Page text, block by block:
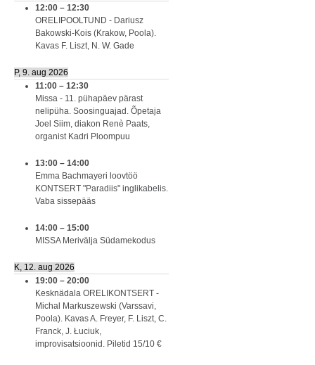
12:00 – 12:30
ORELIPOOLTUND - Dariusz
Bakowski-Kois (Krakow, Poola).
Kavas F. Liszt, N. W. Gade
P, 9. aug 2026
11:00 – 12:30
Missa - 11. pühapäev pärast
nelipüha. Soosinguajad. Õpetaja
Joel Siim, diakon Renè Paats,
organist Kadri Ploompuu
13:00 – 14:00
Emma Bachmayeri loovtöö
KONTSERT "Paradiis" inglikabelis.
Vaba sissepääs
14:00 – 15:00
MISSA Merivälja Südamekodus
K, 12. aug 2026
19:00 – 20:00
Kesknädala ORELIKONTSERT -
Michal Markuszewski (Varssavi,
Poola). Kavas A. Freyer, F. Liszt, C.
Franck, J. Łuciuk,
improvisatsioonid. Piletid 15/10 €